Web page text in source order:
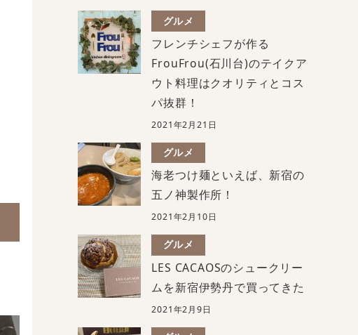
グルメ
フレンチシェフが作る
FrouFrou(石川台)のテイクア
ウト料理はクオリティとコス
パ抜群！
2021年2月21日
グルメ
海老つけ麺といえば、新宿の
五ノ神製作所！
2021年2月10日
グルメ
LES CACAOSのシュークリー
ムを新宿伊勢丹で買ってきた
2021年2月9日